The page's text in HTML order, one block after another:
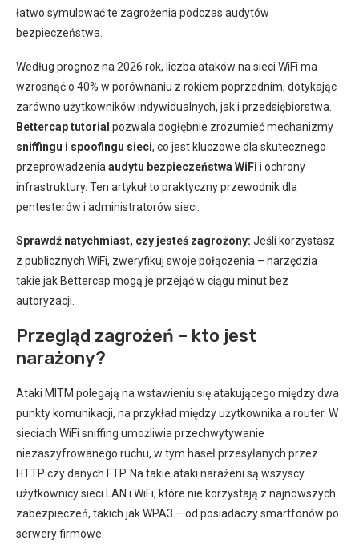
łatwo symulować te zagrożenia podczas audytów
bezpieczeństwa.
Według prognoz na 2026 rok, liczba ataków na sieci WiFi ma
wzrosnąć o 40% w porównaniu z rokiem poprzednim, dotykając
zarówno użytkowników indywidualnych, jak i przedsiębiorstwa.
Bettercap tutorial pozwala dogłębnie zrozumieć mechanizmy
sniffingu i spoofingu sieci, co jest kluczowe dla skutecznego
przeprowadzenia audytu bezpieczeństwa WiFi i ochrony
infrastruktury. Ten artykuł to praktyczny przewodnik dla
pentesterów i administratorów sieci.
Sprawdź natychmiast, czy jesteś zagrożony: Jeśli korzystasz
z publicznych WiFi, zweryfikuj swoje połączenia – narzędzia
takie jak Bettercap mogą je przejąć w ciągu minut bez
autoryzacji.
Przegląd zagrożeń – kto jest
narażony?
Ataki MITM polegają na wstawieniu się atakującego między dwa
punkty komunikacji, na przykład między użytkownika a router. W
sieciach WiFi sniffing umożliwia przechwytywanie
niezaszyfrowanego ruchu, w tym haseł przesyłanych przez
HTTP czy danych FTP. Na takie ataki narażeni są wszyscy
użytkownicy sieci LAN i WiFi, które nie korzystają z najnowszych
zabezpieczeń, takich jak WPA3 – od posiadaczy smartfonów po
serwery firmowe.